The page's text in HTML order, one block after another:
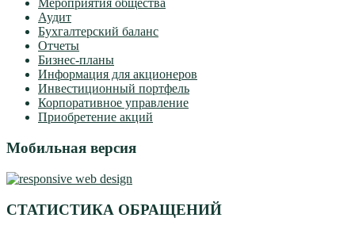
Мероприятия общества
Аудит
Бухгалтерский баланс
Отчеты
Бизнес-планы
Информация для акционеров
Инвестиционный портфель
Корпоративное управление
Приобретение акций
Мобильная версия
СТАТИСТИКА ОБРАЩЕНИЙ